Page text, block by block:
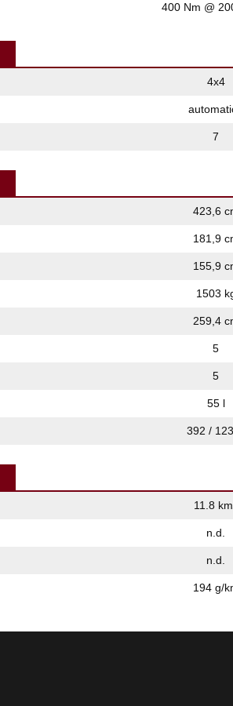
400 Nm @
4x4
7
423,6
181,9
155,9
1503
259,4
5
5
55 l
392 /
11.8
n.d.
n.d.
194 g/